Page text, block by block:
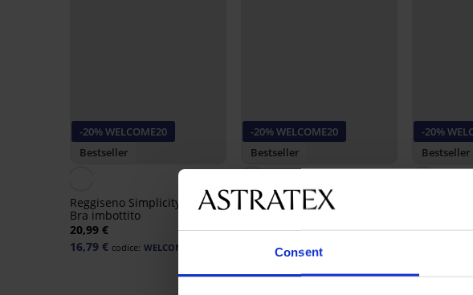
Consent
-20% WELCOME20
Bestseller
Reggiseno Simplicity T-Shirt
Bra imbottito
20,99 €
16,79 € codice: WELCOME20
-20% WELCOME20
Bestseller
Reggiseno Maia 4D
modellante
40,99 €
32,79 € codice: WELCOME20
-20%
Bestseller
40,99 €